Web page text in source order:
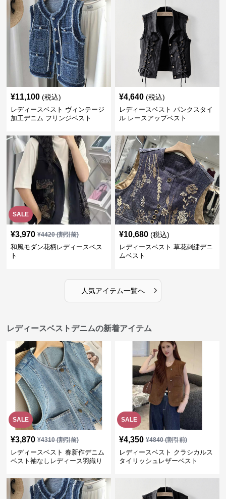
¥11,100 (税込)
レディースベスト ヴィンテージ
加工デニム フリンジベスト
¥4,640 (税込)
レディースベスト パンクスタイ
ル レースアップベスト
SALE
¥3,970 ¥4420(割引前)
和風モダン花柄レディースベス
ト
¥10,680 (税込)
レディースベスト 草花刺繍デニ
ムベスト
人気アイテム一覧へ ›
レディースベストデニムの新着アイテム
SALE
¥3,870 ¥4310(割引前)
レディースベスト 春新作デニム
ベスト袖なしレディース羽織り
SALE
¥4,350 ¥4840(割引前)
レディースベスト クラシカルス
タイリッシュレザーベスト